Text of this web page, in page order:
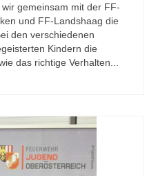
gemeinsam mit der FF-
und FF-Landshaag die
den verschiedenen
Kindern die
das richtige Verhalten...